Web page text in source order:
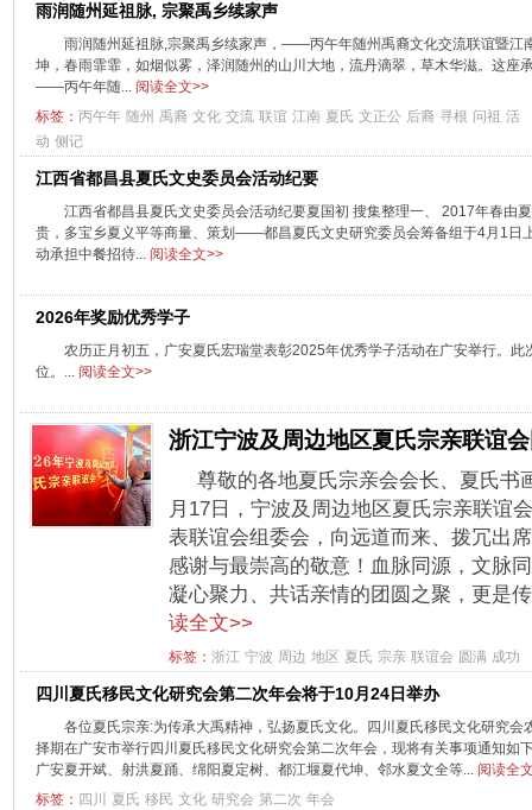
雨润随州延祖脉, 宗聚禹乡续家声
雨润随州延祖脉,宗聚禹乡续家声，——丙午年随州禹裔文化交流联谊暨江
坤，春雨霏霏，如烟似雾，泽润随州的山川大地，流丹滴翠，草木华滋。这座
——丙午年随... 阅读全文>>
标签： 丙午年 随州 禹裔 文化 交流 联谊 江南 夏氏 文正公 后裔 寻根 问祖 活
动 侧记
江西省都昌县夏氏文史委员会活动纪要
江西省都昌县夏氏文史委员会活动纪要夏国初 搜集整理一、 2017年春由
贵，多宝乡夏义平等商量、策划——都昌夏氏文史研究委员会筹备组于4月1日
动承担中餐招待... 阅读全文>>
2026年奖励优秀学子
农历正月初五，广安夏氏宏瑞堂表彰2025年优秀学子活动在广安举行。
位。... 阅读全文>>
浙江宁波及周边地区夏氏宗亲联谊
尊敬的各地夏氏宗亲会会长、夏氏书
月17日，宁波及周边地区夏氏宗亲联谊
表联谊会组委会，向远道而来、拨冗出
感谢与最崇高的敬意！血脉同源，文脉
凝心聚力、共话亲情的团圆之聚，更是
读全文>>
标签： 浙江 宁波 周边 地区 夏氏 宗亲 联谊会 圆满 成功
四川夏氏移民文化研究会第二次年会将于10月24日举办
各位夏氏宗亲:为传承大禹精神，弘扬夏氏文化。四川夏氏移民文化研究
择期在广安市举行四川夏氏移民文化研究会第二次年会，现将有关事项通知如
广安夏开斌、射洪夏踊、绵阳夏定树、都江堰夏代坤、邻水夏文全等... 阅读全
标签： 四川 夏氏 移民 文化 研究会 第二次 年会